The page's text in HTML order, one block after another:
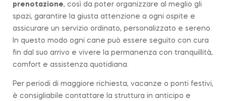
prenotazione, così da poter organizzare al meglio gli
spazi, garantire la giusta attenzione a ogni ospite e
assicurare un servizio ordinato, personalizzato e sereno.
In questo modo ogni cane può essere seguito con cura
fin dal suo arrivo e vivere la permanenza con tranquillità,
comfort e assistenza quotidiana.
Per periodi di maggiore richiesta, vacanze o ponti festivi,
è consigliabile contattare la struttura in anticipo e